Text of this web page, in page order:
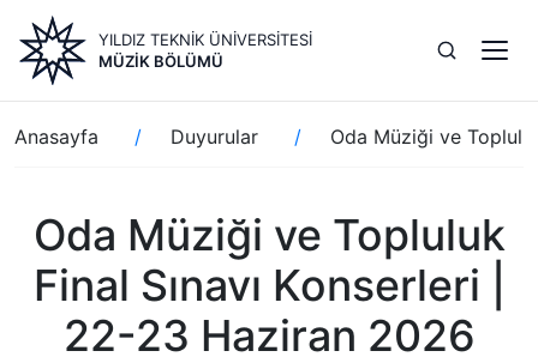
içeriğe
atla
YILDIZ TEKNİK ÜNİVERSİTESİ
MÜZIK BÖLÜMÜ
Sayfa
yolu
Anasayfa Duyurular Oda Müziği ve
Oda Müziği ve Topluluk
Final Sınavı Konserleri |
22-23 Haziran 2026